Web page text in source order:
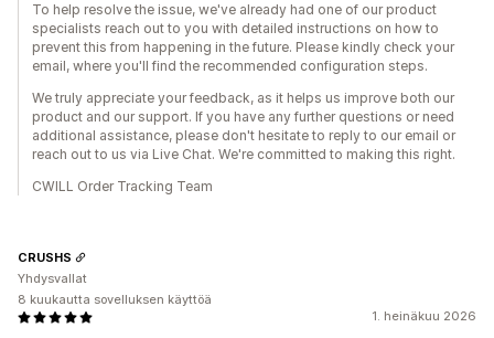
To help resolve the issue, we've already had one of our product
specialists reach out to you with detailed instructions on how to
prevent this from happening in the future. Please kindly check your
email, where you'll find the recommended configuration steps.
We truly appreciate your feedback, as it helps us improve both our
product and our support. If you have any further questions or need
additional assistance, please don't hesitate to reply to our email or
reach out to us via Live Chat. We're committed to making this right.
CWILL Order Tracking Team
1. heinäkuu 2026
CRUSHS
Yhdysvallat
8 kuukautta sovelluksen käyttöä